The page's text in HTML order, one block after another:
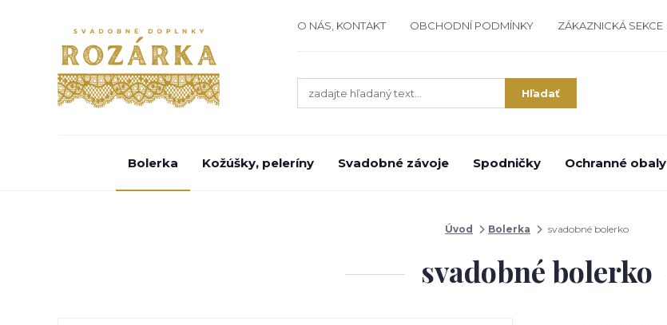
O NÁS, KONTAKT OBCHODNÍ PODMÍNKY ZÁKAZNICKÁ SEKCE
Hľadať
Bolerka Kožúšky, peleríny Svadobné závoje Spodničky Ochranné obaly
Úvod Bolerka svadobné bolerko
svadobné bolerko